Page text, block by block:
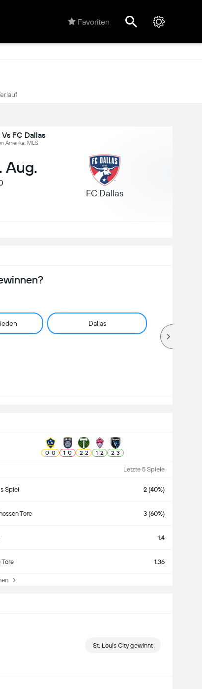
Favoriten
FC Dallas
Amerika, MLS
Aug.
FC Dallas
Dallas
0-0 1-0 2-2 1-2 2-3
Letzte 5 Spiele
Spiel 2 (40%)
Tore 3 (60%)
1.4
Tore 1.36
St. Louis City gewinnt